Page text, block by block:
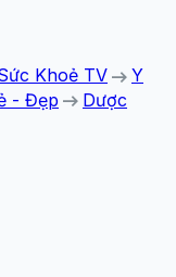
Khoẻ TV arrow_right_alt Y
- Đẹp arrow_right_alt Dược